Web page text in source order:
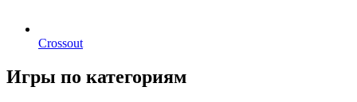
Crossout
Игры по категориям